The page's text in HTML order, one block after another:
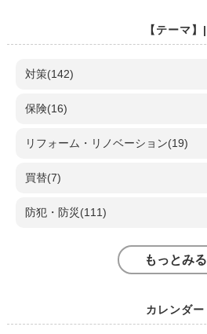
【テーマ】|
対策(142)
保険(16)
リフォーム・リノベーション(19)
買替(7)
防犯・防災(111)
もっとみる
カレンダー